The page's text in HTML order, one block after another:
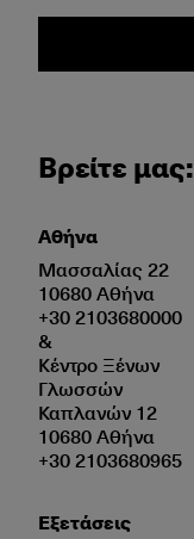
Βρείτε μας:
Αθήνα
Μασσαλίας 22
10680 Αθήνα
+30 2103680000
&
Κέντρο Ξένων
Γλωσσών
Καπλανών 12
10680 Αθήνα
+30 2103680965
Εξετάσεις